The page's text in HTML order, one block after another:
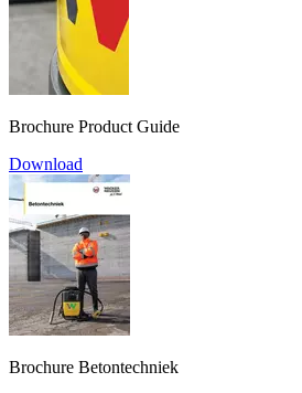
Brochure Product Guide
Download
Brochure Betontechniek